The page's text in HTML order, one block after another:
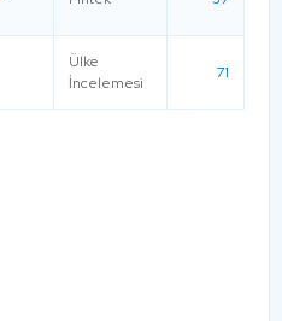
Ülke
İncelemesi
71